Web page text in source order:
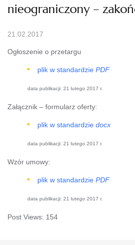
nieograniczony –
21.02.2017
Ogłoszenie o przetargu
plik w standardzie PDF
data publikacji: 21 lutego 2017 r.
Załącznik – formularz oferty:
plik w standardzie docx
data publikacji: 21 lutego 2017 r.
Wzór umowy:
plik w standardzie PDF
data publikacji: 21 lutego 2017 r.
Post Views: 154